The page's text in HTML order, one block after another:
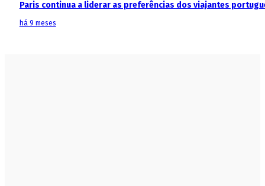
Paris continua a liderar as preferências dos viajantes
há 9 meses